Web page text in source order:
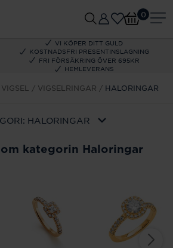
VI KÖPER DITT GULD
KOSTNADSFRI PRESENTINSLAGNING
FRI FÖRSÄKRING ÖVER 695KR
HEMLEVERANS
0
VIGSELRINGAR HALORINGAR
HALORINGAR
kategorin Haloringar